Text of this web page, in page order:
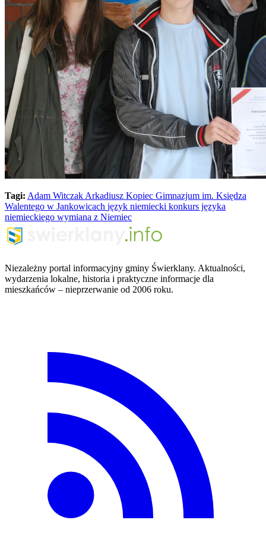
Tagi: Adam Witczak Arkadiusz Kopiec Gimnazjum im. Księdza
Walentego w Jankowicach język niemiecki konkurs języka
niemieckiego wymiana z Niemiec
Niezależny portal informacyjny gminy Świerklany. Aktualności,
wydarzenia lokalne, historia i praktyczne informacje dla
mieszkańców – nieprzerwanie od 2006 roku.